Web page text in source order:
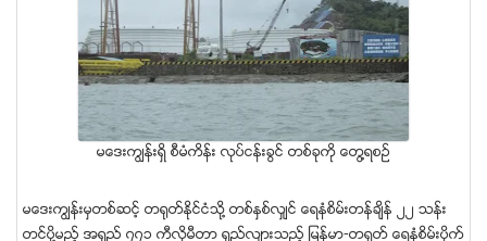
မေဒးကြၽန္းရွိ စီမံကိန္း လုပ္ငန္းခြင္ တစ္ခုကို ေတြ႔ရစဥ္
မေဒးကြၽန္းမွတစ္ဆင့္ တ႐ုတ္ႏိုင္ငံသို႔ တစ္ႏွစ္လွ်င္ ေရနံစိမ္းတန္ခ်ိန္ ၂၂ သန္း
တင္ပို႔မည့္ အရွည္ ၇၇၁ ကီလိုမီတာ ရွည္လ်ားသည့္ ျမန္မာ-တ႐ုတ္ ေရနံစိမ္းပိုက္